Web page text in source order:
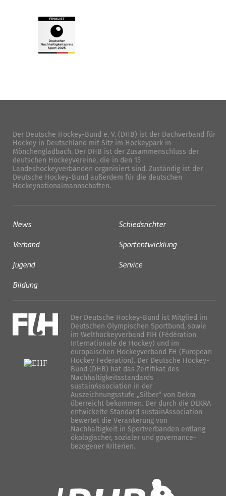
Der Deutsche Hockey-Bund e. V. (DHB) ist der Dachverband für
Hockey in Deutschland mit Sitz im Hockeypark in
Mönchengladbach. Der DHB ist der Zusammenschluss der
deutschen Hockeyvereine, die in den 15
Landeshockeyverbänden organisiert sind. Zuständig ist der
Deutsche Hockey-Bund außerdem für die deutschen
Hockeynationalmannschaften.
News
Verband
Jugend
Bildung
Schiedsrichter
Sportentwicklung
Service
Der Deutsche Hockey-Bund ist Mitglied im
Deutschen Olympischen Sportbund, sowie
im Welthockeyverband FIH (Fédération
Internationale de Hockey) und im
europäischen Hockeyverband EH (European
Hockey Federation). Der Deutsche Hockey-
Bund (DHB) hat das Zertifikat des
Nachhaltigkeitsstandards
sustainAssociation in der
Auszeichnungsstufe „Silber“ von Dekra
überreicht bekommen. Der durch die DEKRA
entwickelte Standard sustainAssociation
bewertet die Verankerung von
Nachhaltigkeit in Sportverbänden entlang
ökologischer, sozialer und governance-
bezogener Kriterien.